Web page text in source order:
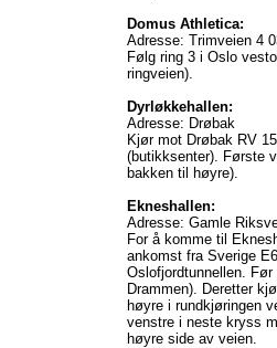
Domus Athletica:
Adresse: Trimveien 4
Følg ring 3 i Oslo
ringveien).
Dyrløkkehallen:
Adresse: Drøbak
Kjør mot Drøbak RV
(butikksenter). Første
bakken til høyre).
Ekneshallen:
Adresse: Gamle
For å komme til
ankomst fra Sverige
Oslofjordtunnellen.
Drammen). Deretter
høyre i rundkjøringen
venstre i neste kryss
høyre side av veien.